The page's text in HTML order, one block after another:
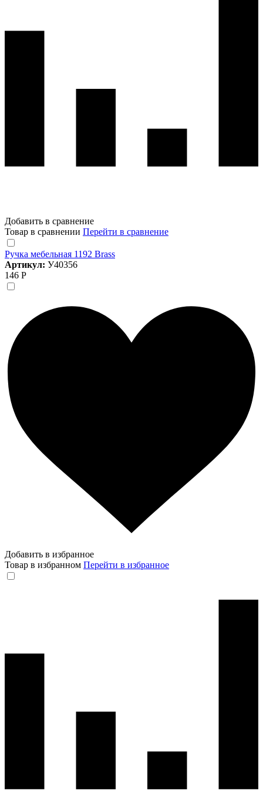
Добавить в сравнение
Товар в сравнении Перейти в сравнение
Ручка мебельная 1192 Brass
Артикул: У40356
146 Р
Добавить в избранное
Товар в избранном Перейти в избранное